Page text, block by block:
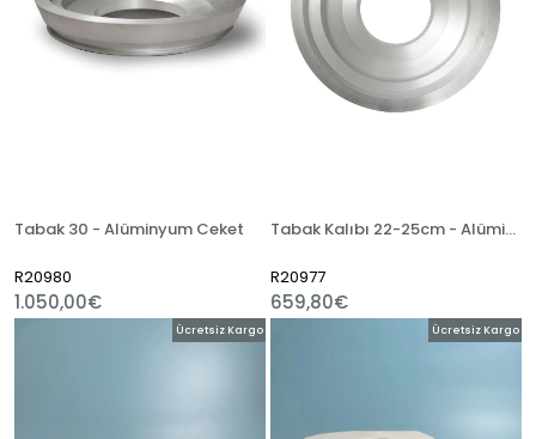
Tabak 30 - Alüminyum Ceket
R20980
1.050,00€
Tabak Kalıbı 22-25cm - Alüminyum Ceket
R20977
659,80€
Ücretsiz Kargo Ücretsiz Kargo